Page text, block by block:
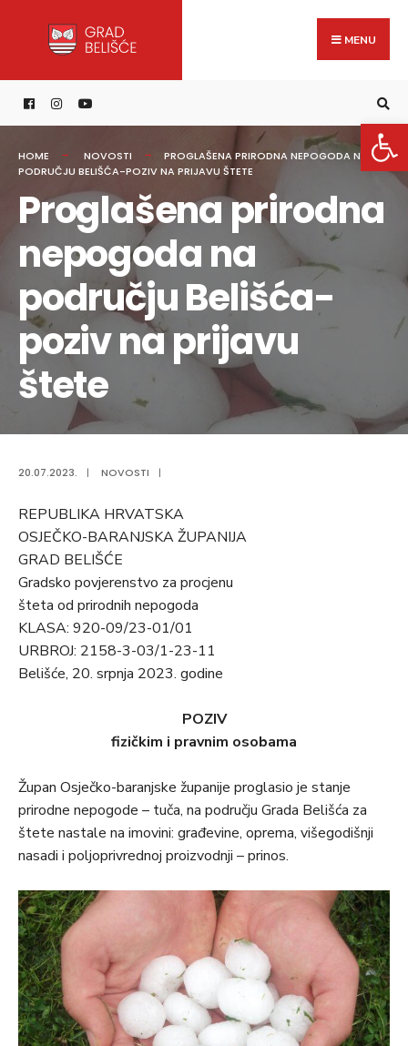
content
MENU
HOME NOVOSTI
PROGLAŠENA PRIRODNA NEPOGODA NA
PODRUČJU BELIŠĆA-POZIV NA PRIJAVU ŠTETE
Proglašena prirodna
nepogoda na
području Belišća-
poziv na prijavu
štete
20.07.2023. | NOVOSTI |
REPUBLIKA HRVATSKA
OSJEČKO-BARANJSKA ŽUPANIJA
GRAD BELIŠĆE
Gradsko povjerenstvo za procjenu
šteta od prirodnih nepogoda
KLASA: 920-09/23-01/01
URBROJ: 2158-3-03/1-23-11
Belišće, 20. srpnja 2023. godine
POZIV
fizičkim i pravnim osobama
Župan Osječko-baranjske županije proglasio je stanje
prirodne nepogode – tuča, na području Grada Belišća za
štete nastale na imovini: građevine, oprema, višegodišnji
nasadi i poljoprivrednoj proizvodnji – prinos.
for: